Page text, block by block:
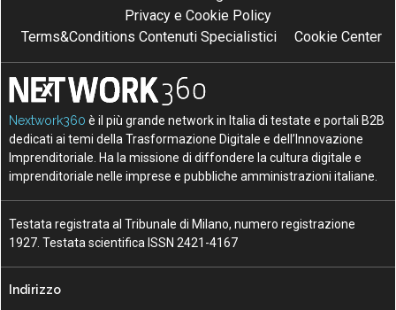
Privacy e Cookie Policy
Terms&Conditions Contenuti Specialistici
Cookie Center
Nextwork360 è il più grande network in Italia di testate e portali B2B
dedicati ai temi della Trasformazione Digitale e dell’Innovazione
Imprenditoriale. Ha la missione di diffondere la cultura digitale e
imprenditoriale nelle imprese e pubbliche amministrazioni italiane.
Testata registrata al Tribunale di Milano, numero registrazione
1927. Testata scientifica ISSN 2421-4167
Indirizzo